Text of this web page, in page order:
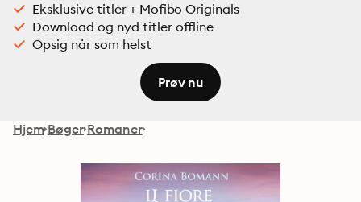
Eksklusive titler + Mofibo Originals
Download og nyd titler offline
Opsig når som helst
Prøv nu
Hjem Bøger Romaner